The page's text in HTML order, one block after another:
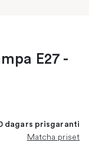
E27 -
dagars prisgaranti
Matcha priset